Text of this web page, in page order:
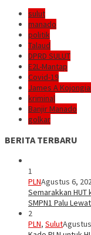
sulut
manado
politik
Talaud
DPRD SULUT
E2L-Mantap
Covid-19
James A
kriminal
Banjir Manado
golkar
BERITA TERBARU
1
PLNAgustus 6,
Semarakkan HUT
SMPN1 Palu
2
PLN, Sulut